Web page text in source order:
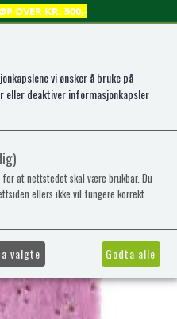
OVER KR. 500,-
0
vi ønsker å bruke på
deaktiver informasjonkapsler
at nettstedet skal være brukbar. Du
ellers ikke vil fungere korrekt.
valgte Godta alle